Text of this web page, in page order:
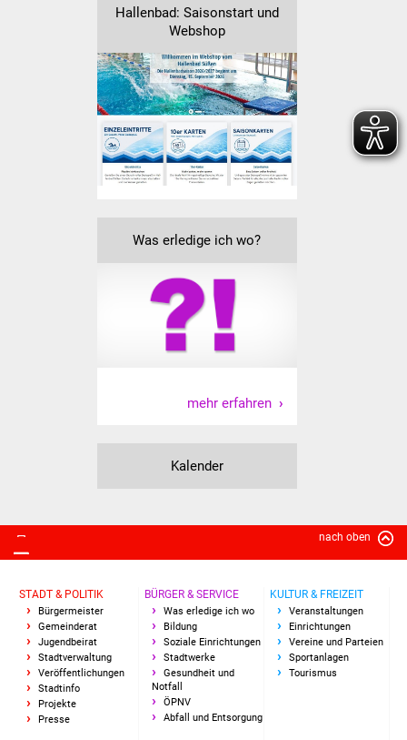
Ostermarkt
Einrichtungen
Hallenbad
Stadtbücherei
Stadtarchiv
Kulturhalle
Vereine und Parteien
Selbsteintrag Vereine
Tourismus
Schwäbischer Albtrauf
Route der
Industriekultur
Lebenslagen
Hallenbad: Saisonstart und
Webshop
Was erledige ich wo?
mehr erfahren
Kalender
nach oben
STADT & POLITIK
Bürgermeister
Gemeinderat
Jugendbeirat
Stadtverwaltung
Veröffentlichungen
Stadtinfo
Projekte
Presse
BÜRGER & SERVICE
Was erledige ich wo
Bildung
Soziale Einrichtungen
Stadtwerke
Gesundheit und
Notfall
ÖPNV
Abfall und Entsorgung
KULTUR & FREIZEIT
Veranstaltungen
Einrichtungen
Vereine und Parteien
Sportanlagen
Tourismus